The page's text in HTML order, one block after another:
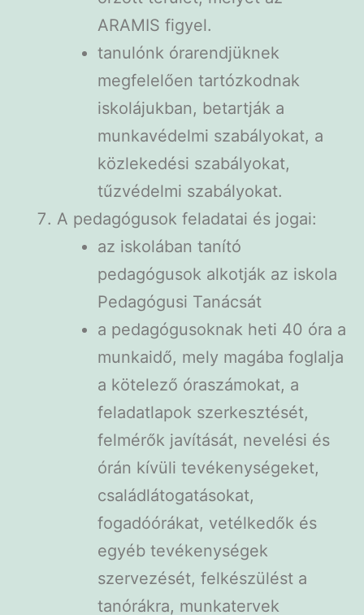
ARAMIS figyel.
tanulónk órarendjüknek
megfelelően tartózkodnak
iskolájukban, betartják a
munkavédelmi szabályokat, a
közlekedési szabályokat,
tűzvédelmi szabályokat.
A pedagógusok feladatai és jogai:
az iskolában tanító
pedagógusok alkotják az iskola
Pedagógusi Tanácsát
a pedagógusoknak heti 40 óra a
munkaidő, mely magába foglalja
a kötelező óraszámokat, a
feladatlapok szerkesztését,
felmérők javítását, nevelési és
órán kívüli tevékenységeket,
családlátogatásokat,
fogadóórákat, vetélkedők és
egyéb tevékenységek
szervezését, felkészülést a
tanórákra, munkatervek